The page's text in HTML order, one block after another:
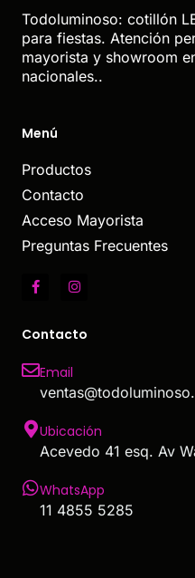
Todoluminoso: cotillón
para fiestas. Atención
mayorista y showroom
nacionales..
Menú
Productos
Contacto
Acceso Mayorista
Preguntas Frecuentes
Contacto
Email
Ubicación
Acevedo 41 esq. Av
WhatsApp
11 4855 5285